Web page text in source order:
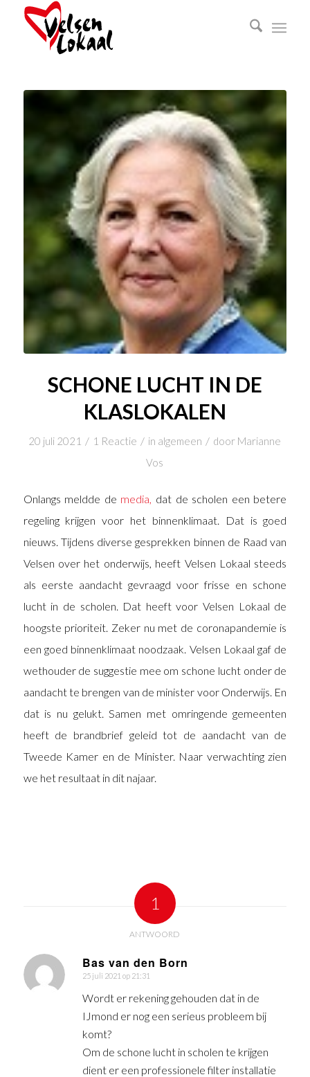
SCHONE LUCHT IN DE
KLASLOKALEN
20 juli 2021 / 1 Reactie / in algemeen / door Marianne
Vos
Onlangs meldde de media, dat de scholen een betere
regeling krijgen voor het binnenklimaat. Dat is goed
nieuws. Tijdens diverse gesprekken binnen de Raad van
Velsen over het onderwijs, heeft Velsen Lokaal steeds
als eerste aandacht gevraagd voor frisse en schone
lucht in de scholen. Dat heeft voor Velsen Lokaal de
hoogste prioriteit. Zeker nu met de coronapandemie is
een goed binnenklimaat noodzaak. Velsen Lokaal gaf de
wethouder de suggestie mee om schone lucht onder de
aandacht te brengen van de minister voor Onderwijs. En
dat is nu gelukt. Samen met omringende gemeenten
heeft de brandbrief geleid tot de aandacht van de
Tweede Kamer en de Minister. Naar verwachting zien
we het resultaat in dit najaar.
1
ANTWOORD
Bas van den Born
zegt:
25 juli 2021 op 21:31
Wordt er rekening gehouden dat in de
IJmond er nog een serieus probleem bij
komt?
Om de schone lucht in scholen te krijgen
dient er een professionele filter installatie